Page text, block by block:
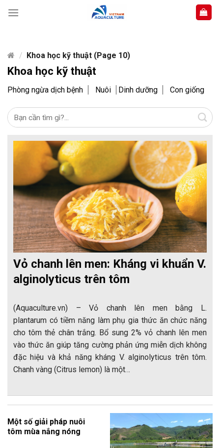
content
/ Khoa học kỹ thuật (Page 10)
Khoa học kỹ thuật
Phòng ngừa dịch bệnh Nuôi Dinh dưỡng Con giống
Vỏ chanh lên men: Kháng vi khuẩn V.
alginolyticus trên tôm
(Aquaculture.vn) – Vỏ chanh lên men bằng L.
plantarum có tiềm năng làm phụ gia thức ăn chức năng
cho tôm thẻ chân trắng. Bổ sung 2% vỏ chanh lên men
vào thức ăn giúp tăng cường phản ứng miễn dịch không
đặc hiệu và khả năng kháng V. alginolyticus trên tôm.
Chanh vàng (Citrus lemon) là một…
Một số giải pháp nuôi
tôm mùa nắng nóng